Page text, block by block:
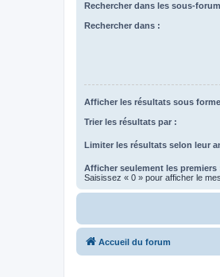
Rechercher dans les sous-
Rechercher dans :
Afficher les résultats sous
Trier les résultats par :
Limiter les résultats selon leur
Afficher seulement les premiers
Saisissez « 0 » pour afficher le
Accueil du forum